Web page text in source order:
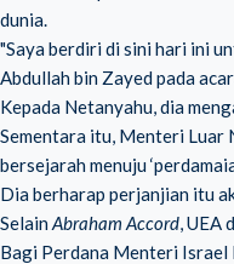
dunia.
"Saya berdiri di sini hari ini
Abdullah bin Zayed pada
Kepada Netanyahu, dia
Sementara itu, Menteri Luar
bersejarah menuju
Dia berharap perjanjian itu
SelainAbraham Accord, UEA
Bagi Perdana Menteri Israel